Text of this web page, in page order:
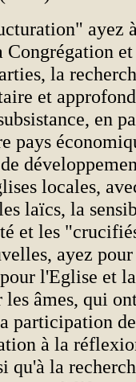
ayez
la
et
en
pays
locales,
laïcs, la
et les
ayez
l'Eglise et
âmes, qui
participation
à la
qu'à la